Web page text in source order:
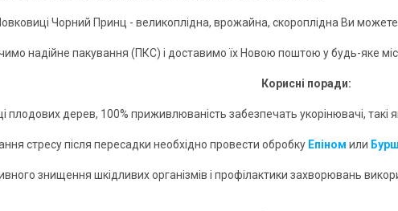
Чорний Принц - великоплідна, врожайна, скороплідна Ви
надійне пакування (ПКС) і доставимо їх Новою поштою у будь-яке
Корисні поради:
плодових дерев, 100% приживлюваність забезпечать укорінювачі, такі
стресу після пересадки необхідно провести обробку Епіном или
знищення шкідливих організмів і профілактики захворювань